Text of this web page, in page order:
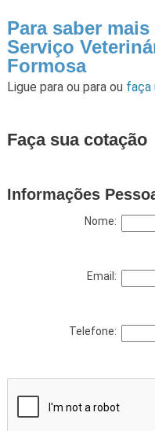
Para saber
Serviço
Formosa
Ligue para ou para ou faça
Faça sua cotação
Informações
Nome:
Email:
Telefone: